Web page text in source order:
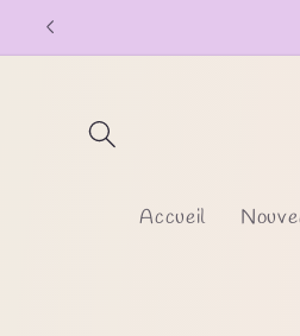
passer
au
Accueil